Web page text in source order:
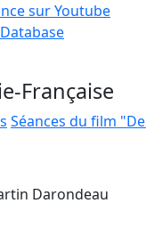
sur Youtube
Française
Séances du film
Darondeau